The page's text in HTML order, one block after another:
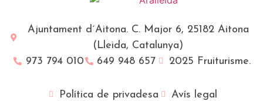
Ajuntament d´Aitona. C. Major 6, 25182 Aitona
(Lleida, Catalunya)
973 794 010
649 948 657 2025 Fruiturisme.
Política de privadesa
Avís legal